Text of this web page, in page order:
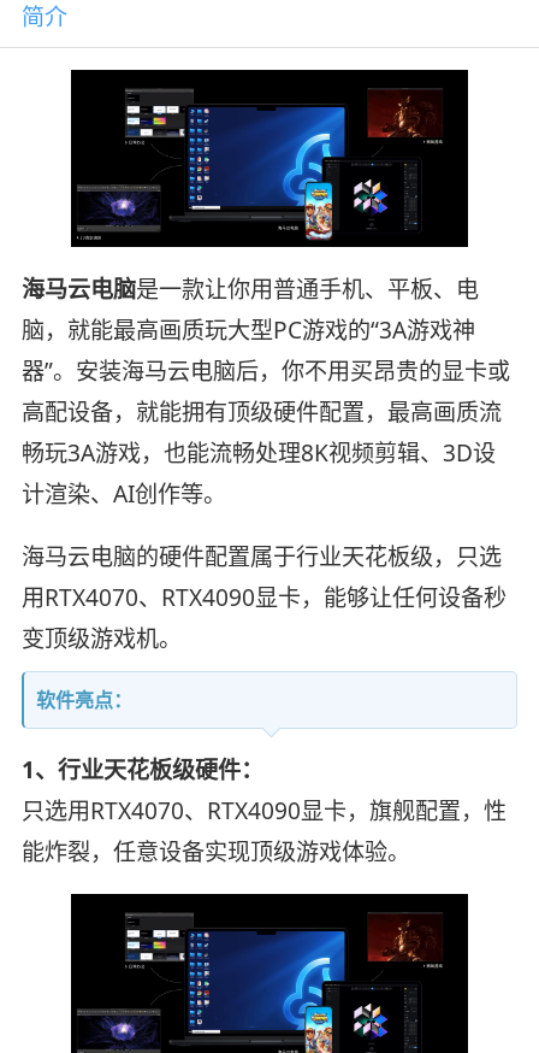
简介
海马云电脑是一款让你用普通手机、平板、电
脑，就能最高画质玩大型PC游戏的“3A游戏神
器”。安装海马云电脑后，你不用买昂贵的显卡或
高配设备，就能拥有顶级硬件配置，最高画质流
畅玩3A游戏，也能流畅处理8K视频剪辑、3D设
计渲染、AI创作等。
海马云电脑的硬件配置属于行业天花板级，只选
用RTX4070、RTX4090显卡，能够让任何设备秒
变顶级游戏机。
软件亮点：
1、行业天花板级硬件：
只选用RTX4070、RTX4090显卡，旗舰配置，性
能炸裂，任意设备实现顶级游戏体验。